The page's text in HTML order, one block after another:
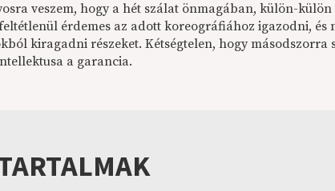
veszem, hogy a hét szálat önmagában, külön-külön
érdemes az adott koreográfiához igazodni, és
kiragadni részeket. Kétségtelen, hogy másodszorra
a garancia.